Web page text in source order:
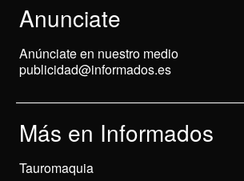
Anunciate
Anúnciate en nuestro medio
publicidad@informados.es
Más en Informados
Tauromaquia